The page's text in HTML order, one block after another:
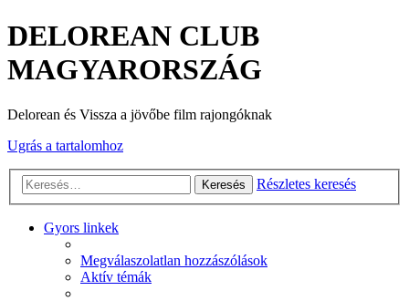
DELOREAN CLUB
MAGYARORSZÁG
Delorean és Vissza a jövőbe film rajongóknak
Ugrás a tartalomhoz
Keresés Részletes keresés
Gyors linkek
Megválaszolatlan hozzászólások
Aktív témák